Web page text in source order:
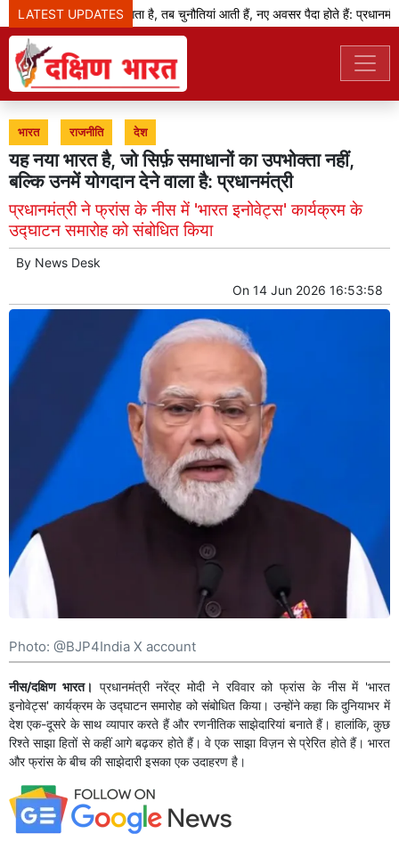
LATEST UPDATES
जब बदलाव का दौर आता है, तब चुनौतियां आती हैं, नए अवसर पैदा होते हैं: प्रधानमंत्री
भारत राजनीति देश
यह नया भारत है, जो सिर्फ़ समाधानों का उपभोक्ता नहीं,
बल्कि उनमें योगदान देने वाला है: प्रधानमंत्री
प्रधानमंत्री ने फ्रांस के नीस में 'भारत इनोवेट्स' कार्यक्रम के
उद्घाटन समारोह को संबोधित किया
By News Desk
On 14 Jun 2026 16:53:58
Photo: @BJP4India X account
नीस/दक्षिण भारत। प्रधानमंत्री नरेंद्र मोदी ने रविवार को फ्रांस के नीस में 'भारत
इनोवेट्स' कार्यक्रम के उद्घाटन समारोह को संबोधित किया। उन्होंने कहा कि दुनियाभर में
देश एक-दूसरे के साथ व्यापार करते हैं और रणनीतिक साझेदारियां बनाते हैं। हालांकि, कुछ
रिश्ते साझा हितों से कहीं आगे बढ़कर होते हैं। वे एक साझा विज़न से प्रेरित होते हैं। भारत
और फ्रांस के बीच की साझेदारी इसका एक उदाहरण है।